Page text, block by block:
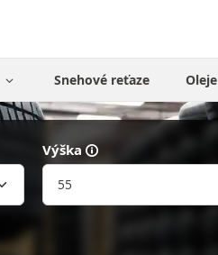
Snehové reťaze Oleje
Výška